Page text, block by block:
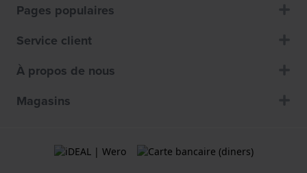
Pages populaires
Service client
À propos de nous
Magasins